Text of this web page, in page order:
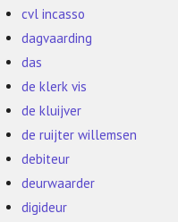
cvl incasso
dagvaarding
das
de klerk vis
de kluijver
de ruijter willemsen
debiteur
deurwaarder
digideur